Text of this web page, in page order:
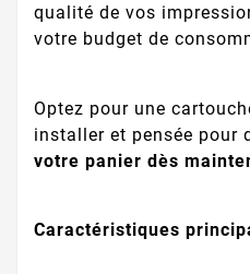
qualité de vos
votre budget de
Optez pour une
installer et pensée pour
votre panier dès
Caractéristiques